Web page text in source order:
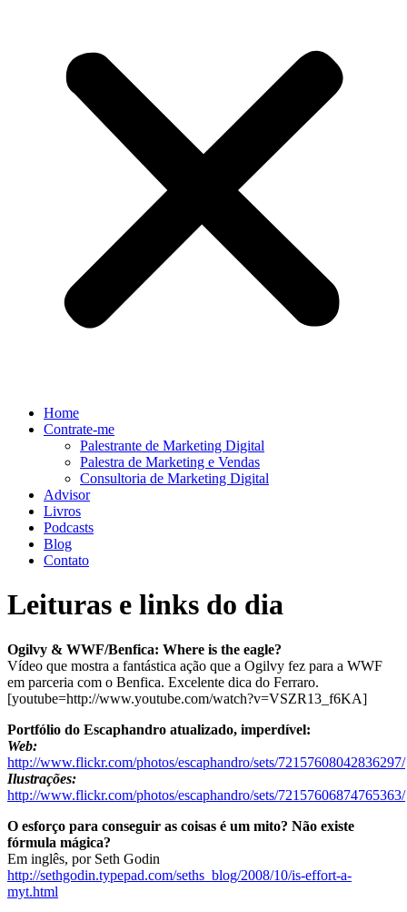
Home
Contrate-me
Palestrante de Marketing Digital
Palestra de Marketing e Vendas
Consultoria de Marketing Digital
Advisor
Livros
Podcasts
Blog
Contato
Leituras e links do dia
Ogilvy & WWF/Benfica: Where is the eagle?
Vídeo que mostra a fantástica ação que a Ogilvy fez para a WWF
em parceria com o Benfica. Excelente dica do Ferraro.
[youtube=http://www.youtube.com/watch?v=VSZR13_f6KA]
Portfólio do Escaphandro atualizado, imperdível:
Web:
http://www.flickr.com/photos/escaphandro/sets/72157608042836297/
Ilustrações:
http://www.flickr.com/photos/escaphandro/sets/72157606874765363/
O esforço para conseguir as coisas é um mito? Não existe
fórmula mágica?
Em inglês, por Seth Godin
http://sethgodin.typepad.com/seths_blog/2008/10/is-effort-a-
myt.html